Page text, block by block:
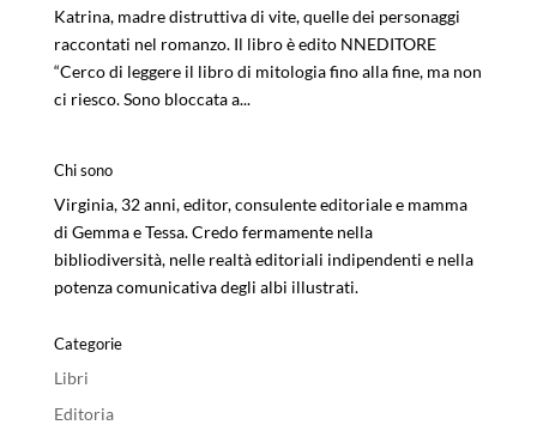
Katrina, madre distruttiva di vite, quelle dei personaggi
raccontati nel romanzo. Il libro è edito NNEDITORE
“Cerco di leggere il libro di mitologia fino alla fine, ma non
ci riesco. Sono bloccata a...
Chi sono
Virginia, 32 anni, editor, consulente editoriale e mamma
di Gemma e Tessa. Credo fermamente nella
bibliodiversità, nelle realtà editoriali indipendenti e nella
potenza comunicativa degli albi illustrati.
Categorie
Libri
Editoria